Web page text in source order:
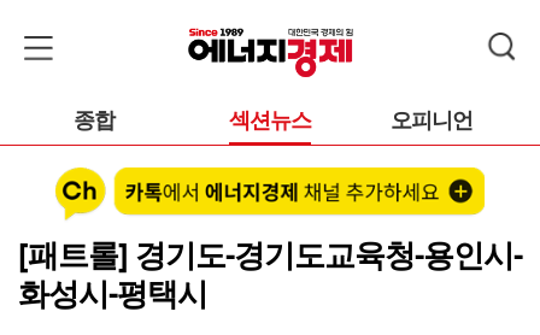
종합 섹션뉴스 오피니언
[패트롤] 경기도-경기도교육청-용인시-
화성시-평택시